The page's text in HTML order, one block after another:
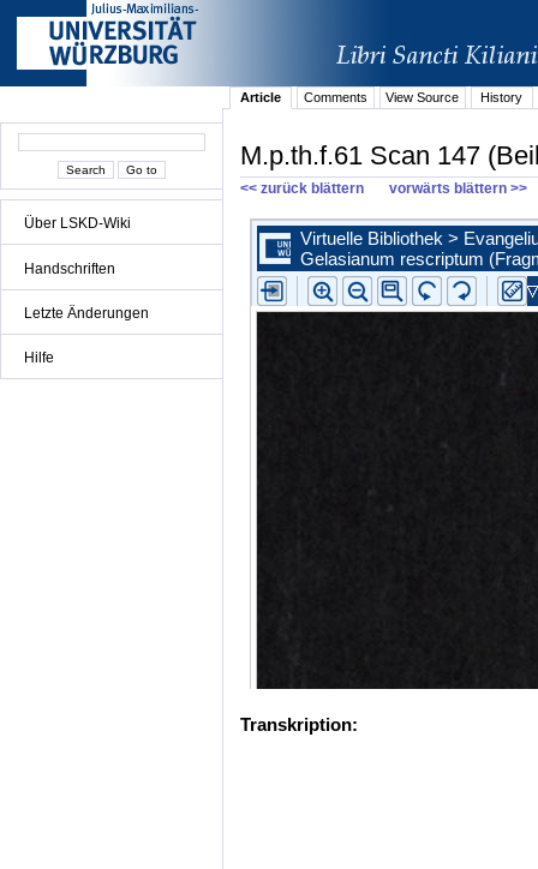
Über LSKD-Wiki
Handschriften
Letzte Änderungen
Hilfe
Article Comments View Source History
M.p.th.f.61 Scan 147
<< zurück blättern vorwärts blättern >>
Transkription: